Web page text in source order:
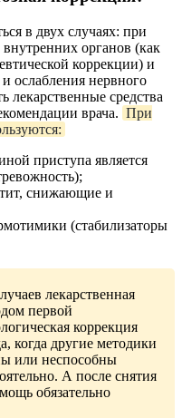
в двух случаях: при
органов (как
коррекции) и
ослабления нервного
лекарственные средства
врача. При
приступа является
снижающие и
(стабилизаторы
лекарственная
первой
коррекция
когда другие методики
или неспособны
А после снятия
обязательно